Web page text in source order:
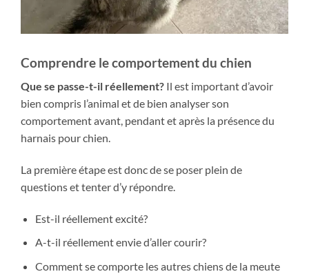
Comprendre le comportement du chien
Que se passe-t-il réellement? Il est important d’avoir
bien compris l’animal et de bien analyser son
comportement avant, pendant et après la présence du
harnais pour chien.
La première étape est donc de se poser plein de
questions et tenter d’y répondre.
Est-il réellement excité?
A-t-il réellement envie d’aller courir?
Comment se comporte les autres chiens de la meute